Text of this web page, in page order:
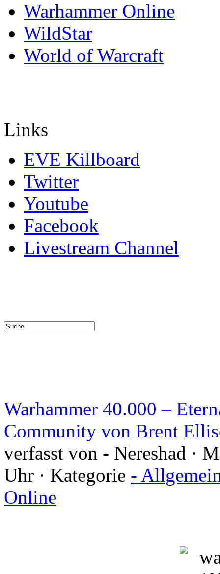
Warhammer Online
WildStar
World of Warcraft
Links
EVE Killboard
Twitter
Youtube
Facebook
Livestream Channel
Warhammer 40.000 –
Community von Brent
verfasst von - Nereshad ·
Uhr · Kategorie -
Online